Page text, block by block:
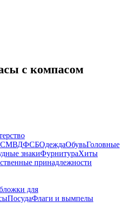
с компасом
МВДФСБОдеждаОбувьГоловные
знакиФурнитураХиты
принадлежности
для
ПосудаФлаги и вымпелы